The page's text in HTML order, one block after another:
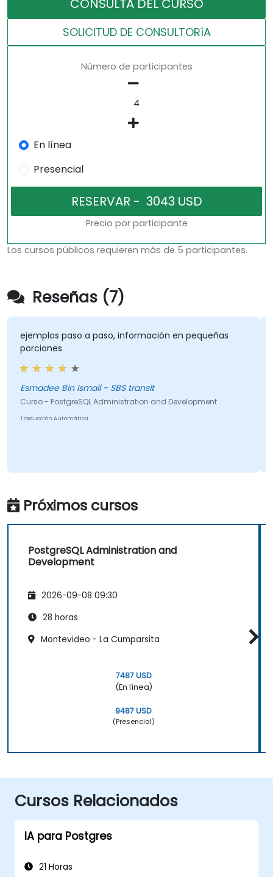
CONSULTA DEL CURSO
SOLICITUD DE CONSULTORíA
Número de participantes
En línea
Presencial
Precio por participante
Los cursos públicos requieren más de 5 participantes.
Reseñas (7)
ejemplos paso a paso, información en pequeñas
porciones
Esmadee Bin Ismail - SBS transit
Curso - PostgreSQL Administration and Development
Traducción Automática
Próximos cursos
PostgreSQL Administration and
Development
2026-09-08 09:30
28 horas
Montevideo - La Cumparsita
7487 USD
(En línea)
9487 USD
(Presencial)
Cursos Relacionados
IA para Postgres
21 Horas